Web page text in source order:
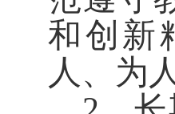
和创新
人、为